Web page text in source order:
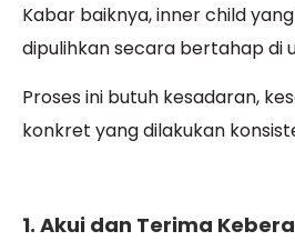
Kabar baiknya, inner child
dipulihkan secara bertahap di
Proses ini butuh kesadaran,
konkret yang dilakukan
1. Akui dan Terima